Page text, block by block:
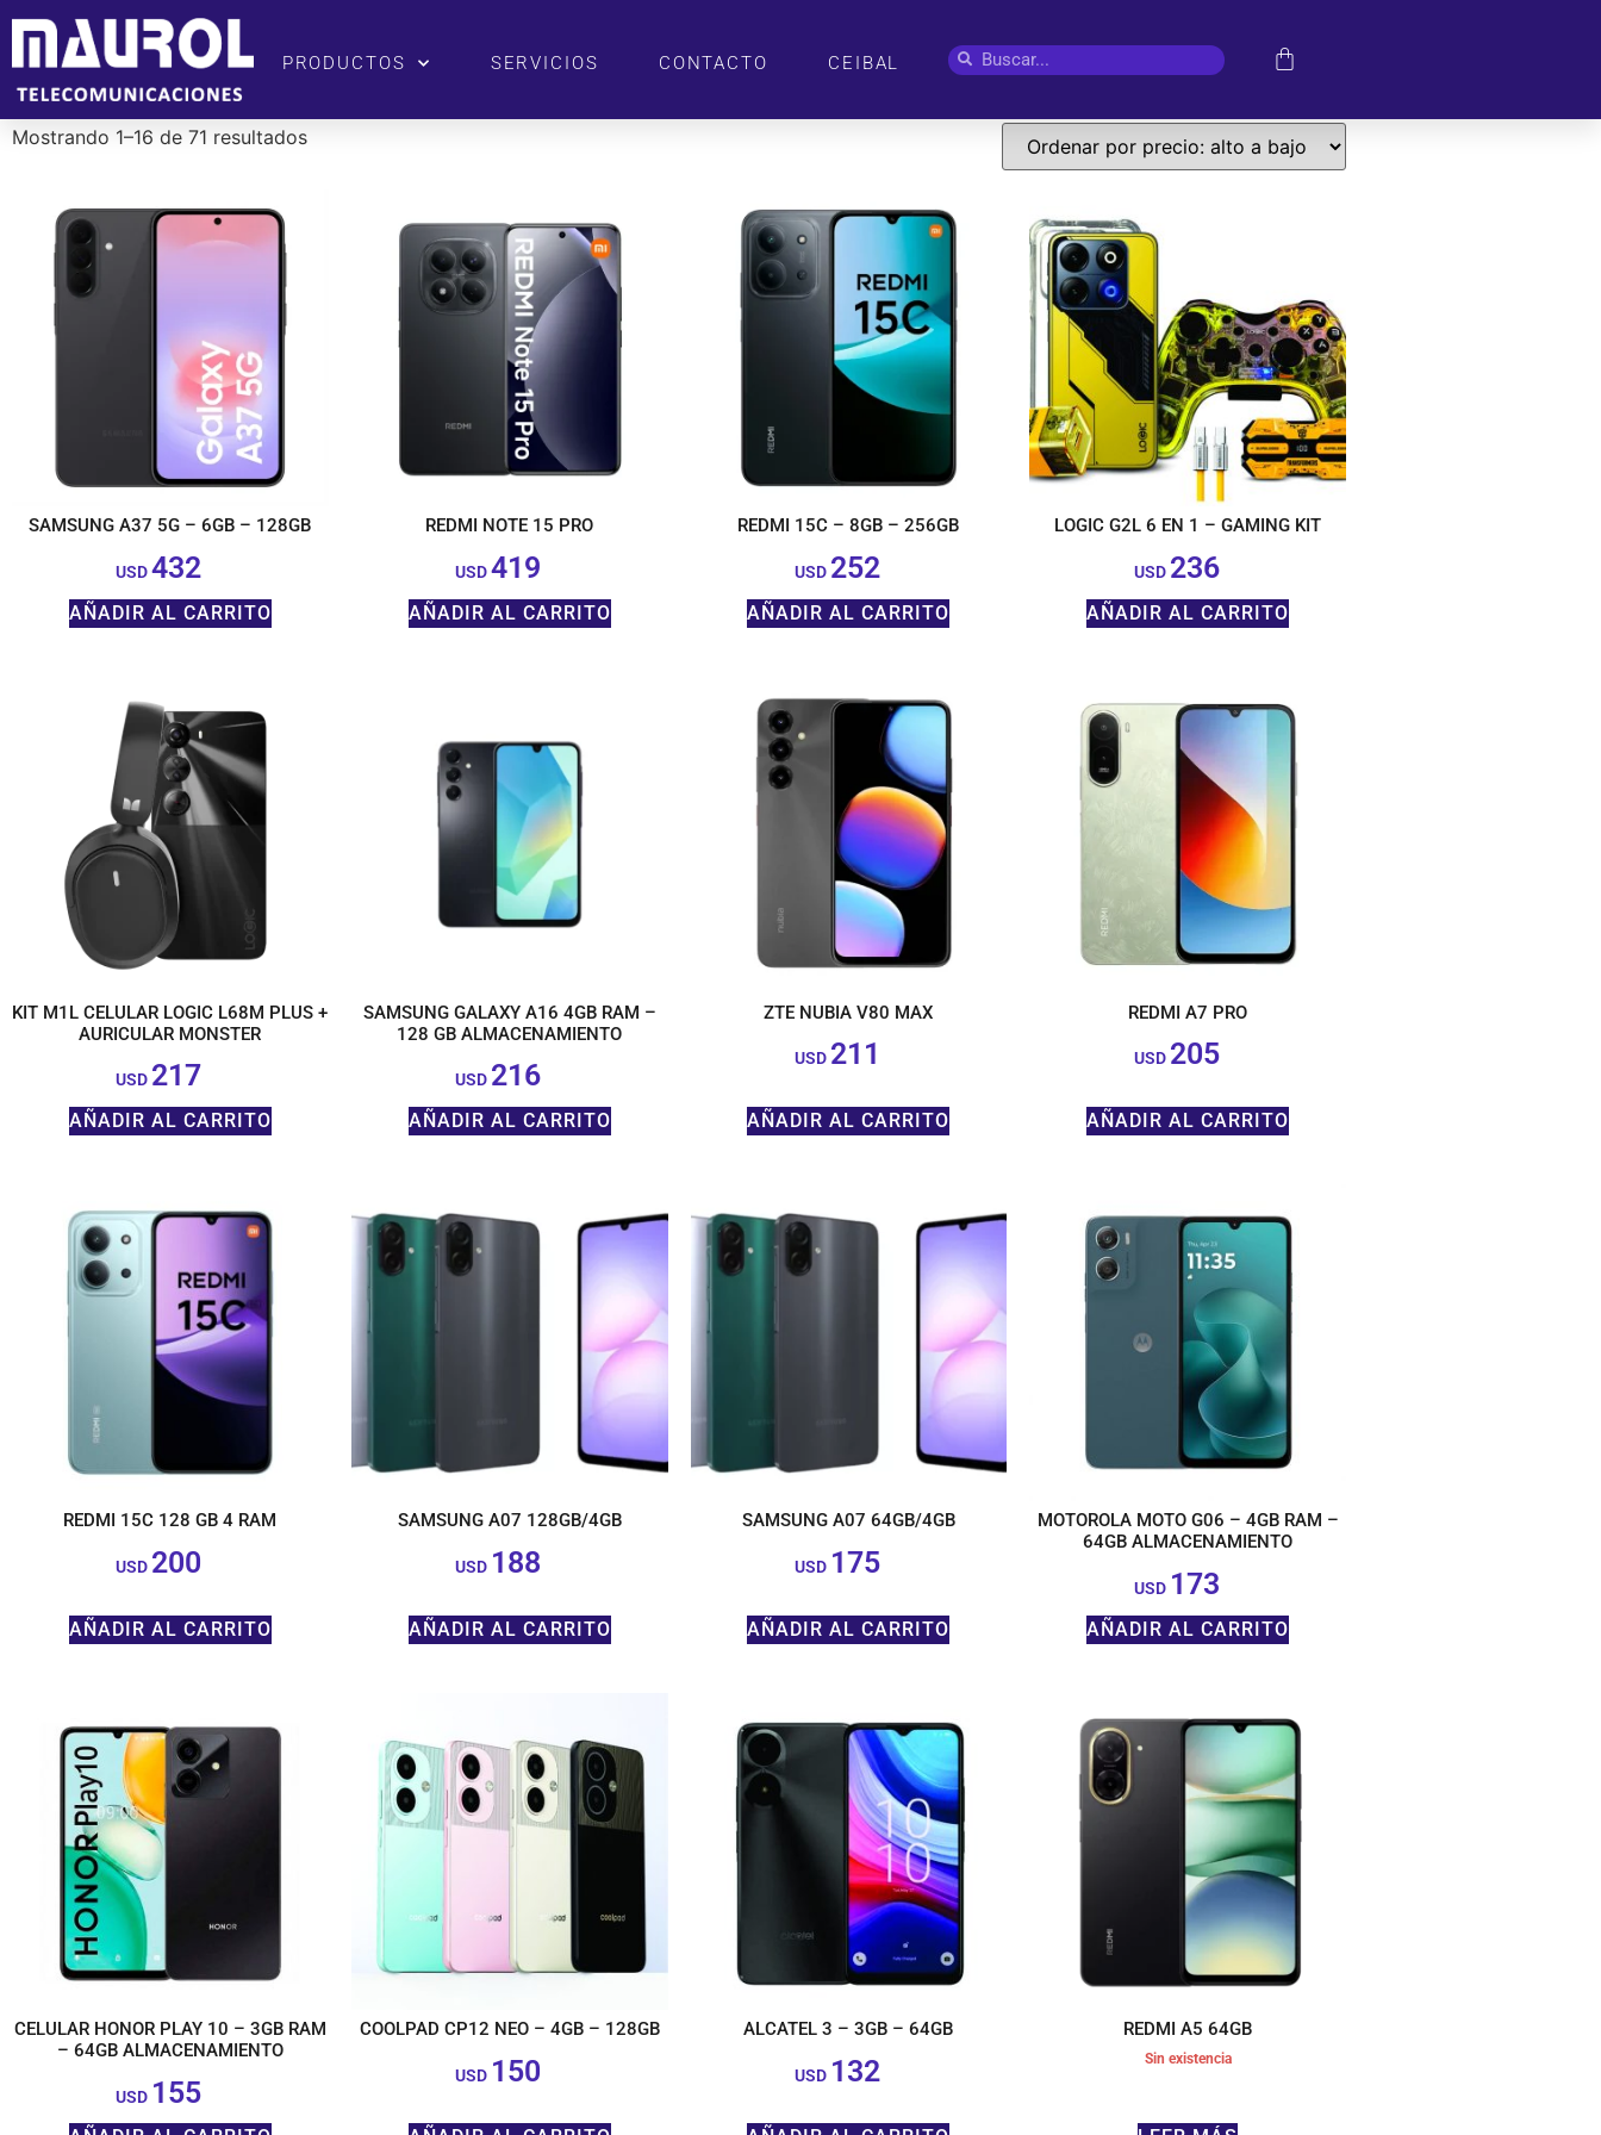
PRODUCTOS SERVICIOS CONTACTO CEIBAL
Mostrando 1–16 de 71 resultados
SAMSUNG A37 5G – 6GB – 128GB
USD 432
AÑADIR AL CARRITO
REDMI NOTE 15 PRO
USD419
AÑADIR AL CARRITO
REDMI 15C – 8GB – 256GB
USD 252$
AÑADIR AL CARRITO
LOGIC G2L 6 EN 1 – GAMING KIT
USD 236$
AÑADIR AL CARRITO
KIT M1L CELULAR LOGIC L68M PLUS +
AURICULAR MONSTER
USD 217
AÑADIR AL CARRITO
SAMSUNG GALAXY A16 4GB RAM –
128 GB ALMACENAMIENTO
USD 216
AÑADIR AL CARRITO
ZTE NUBIA V80 MAX
USD 211
AÑADIR AL CARRITO
REDMI A7 PRO
USD 205$
AÑADIR AL CARRITO
REDMI 15C 128 GB 4 RAM
USD 200
AÑADIR AL CARRITO
SAMSUNG A07 128GB/4GB
USD 188
AÑADIR AL CARRITO
SAMSUNG A07 64GB/4GB
USD 175$
AÑADIR AL CARRITO
MOTOROLA MOTO G06 – 4GB RAM –
64GB ALMACENAMIENTO
USD 173
AÑADIR AL CARRITO
CELULAR HONOR PLAY 10 – 3GB RAM
– 64GB ALMACENAMIENTO
USD 155
COOLPAD CP12 NEO – 4GB – 128GB
USD 150
ALCATEL 3 – 3GB – 64GB
USD 132$
REDMI A5 64GB
Sin existencia